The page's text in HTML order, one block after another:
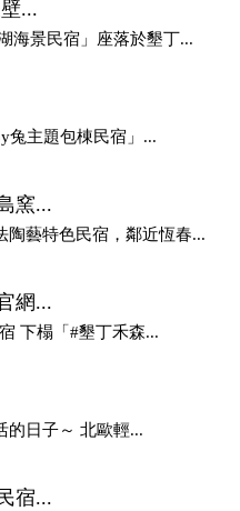
...
海景民宿」座落於墾丁...
兔主題包棟民宿」...
窯...
陶藝特色民宿，鄰近恆春...
網...
下榻「#墾丁禾森...
的日子～ 北歐輕...
宿...